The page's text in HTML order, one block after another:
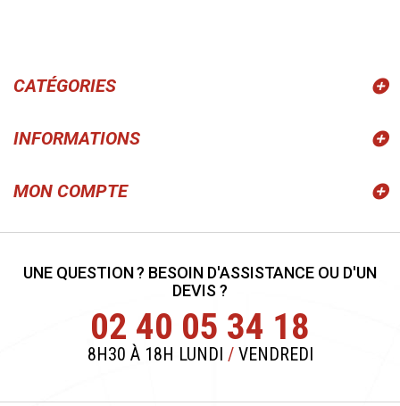
CATÉGORIES
INFORMATIONS
MON COMPTE
UNE QUESTION ? BESOIN D'ASSISTANCE OU D'UN
DEVIS ?
02 40 05 34 18
8H30 À 18H LUNDI /VENDREDI